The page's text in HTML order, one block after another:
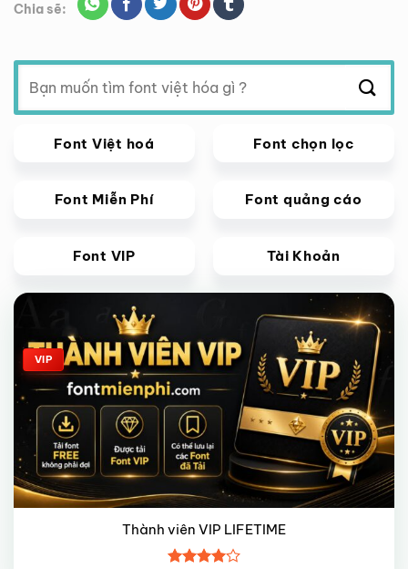
Chia sẽ:
Tìm
kiếm:
Font Việt hoá Font chọn lọc
Font Miễn Phí Font quảng cáo
Font VIP Tài Khoản
Giảm giá!
VIP
Thành viên VIP LIFETIME